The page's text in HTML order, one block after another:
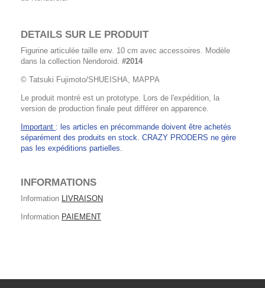
DETAILS SUR LE PRODUIT
Figurine articulée taille env. 10 cm avec accessoires. Modèle
dans la collection Nendoroid. #2014
© Tatsuki Fujimoto/SHUEISHA, MAPPA
Le produit montré est un prototype. Lors de l'expédition, la
version de production finale peut différer en apparence.
Important : les articles en précommande doivent être achetés
séparément des produits en stock. CRAZY PRODERS ne gère
pas les expéditions partielles.
INFORMATIONS
Information LIVRAISON
Information PAIEMENT